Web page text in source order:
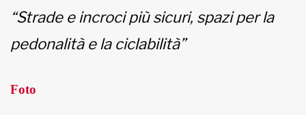
“Strade e incroci più sicuri, spazi per la
pedonalità e la ciclabilità”
Foto